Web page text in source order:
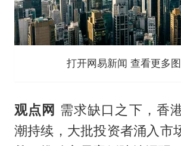
打开网易新闻 查看更多
观点网 需求缺口之下，香
潮持续，大批投资者涌入市